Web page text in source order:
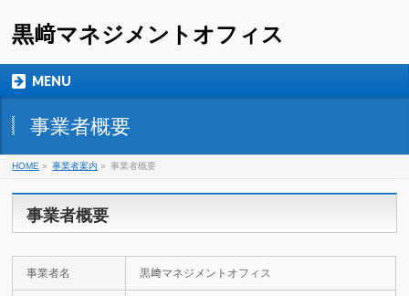
黒﨑マネジメントオフィス
MENU
事業者概要
HOME » 事業者案内 » 事業者概要
事業者概要
事業者名 黒﨑マネジメントオフィス